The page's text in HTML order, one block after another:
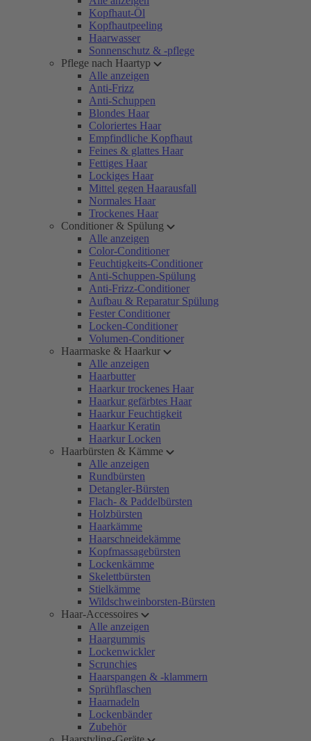
Kopfhaut-Öl
Kopfhautpeeling
Haarwasser
Sonnenschutz & -pflege
Pflege nach Haartyp
Alle anzeigen
Anti-Frizz
Anti-Schuppen
Blondes Haar
Coloriertes Haar
Empfindliche Kopfhaut
Feines & glattes Haar
Fettiges Haar
Lockiges Haar
Mittel gegen Haarausfall
Normales Haar
Trockenes Haar
Conditioner & Spülung
Alle anzeigen
Color-Conditioner
Feuchtigkeits-Conditioner
Anti-Schuppen-Spülung
Anti-Frizz-Conditioner
Aufbau & Reparatur Spülung
Fester Conditioner
Locken-Conditioner
Volumen-Conditioner
Haarmaske & Haarkur
Alle anzeigen
Haarbutter
Haarkur trockenes Haar
Haarkur gefärbtes Haar
Haarkur Feuchtigkeit
Haarkur Keratin
Haarkur Locken
Haarbürsten & Kämme
Alle anzeigen
Rundbürsten
Detangler-Bürsten
Flach- & Paddelbürsten
Holzbürsten
Haarkämme
Haarschneidekämme
Kopfmassagebürsten
Lockenkämme
Skelettbürsten
Stielkämme
Wildschweinborsten-Bürsten
Haar-Accessoires
Alle anzeigen
Haargummis
Lockenwickler
Scrunchies
Haarspangen & -klammern
Sprühflaschen
Haarnadeln
Lockenbänder
Zubehör